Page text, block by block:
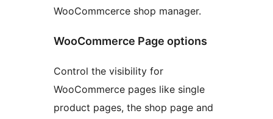
WooCommcerce shop manager.
WooCommerce Page options
Control the visibility for
WooCommerce pages like single
product pages, the shop page and